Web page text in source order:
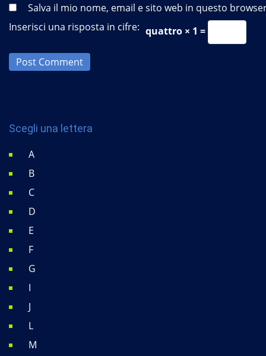
Salva il mio nome, email e sito web in questo
Inserisci una risposta in cifre: quattro × 1 =
Post Comment
Scegli una lettera
A
B
C
D
E
F
G
I
J
L
M